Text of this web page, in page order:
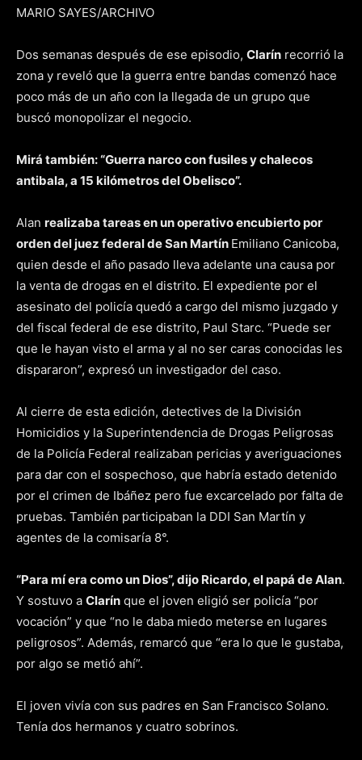
MARIO SAYES/ARCHIVO
Dos semanas después de ese episodio, Clarín recorrió la
zona y reveló que la guerra entre bandas comenzó hace
poco más de un año con la llegada de un grupo que
buscó monopolizar el negocio.
Mirá también: “Guerra narco con fusiles y chalecos
antibala, a 15 kilómetros del Obelisco”.
Alan realizaba tareas en un operativo encubierto por
orden del juez federal de San Martín Emiliano Canicoba,
quien desde el año pasado lleva adelante una causa por
la venta de drogas en el distrito. El expediente por el
asesinato del policía quedó a cargo del mismo juzgado y
del fiscal federal de ese distrito, Paul Starc. “Puede ser
que le hayan visto el arma y al no ser caras conocidas les
dispararon”, expresó un investigador del caso.
Al cierre de esta edición, detectives de la División
Homicidios y la Superintendencia de Drogas Peligrosas
de la Policía Federal realizaban pericias y averiguaciones
para dar con el sospechoso, que habría estado detenido
por el crimen de Ibáñez pero fue excarcelado por falta de
pruebas. También participaban la DDI San Martín y
agentes de la comisaría 8°.
“Para mí era como un Dios”, dijo Ricardo, el papá de Alan.
Y sostuvo a Clarín que el joven eligió ser policía “por
vocación” y que “no le daba miedo meterse en lugares
peligrosos”. Además, remarcó que “era lo que le gustaba,
por algo se metió ahí”.
El joven vivía con sus padres en San Francisco Solano.
Tenía dos hermanos y cuatro sobrinos.